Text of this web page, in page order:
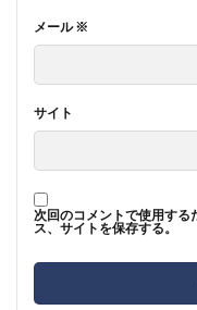
メール※
サイト
次回のコメントで使用する
ス、サイトを保存する。